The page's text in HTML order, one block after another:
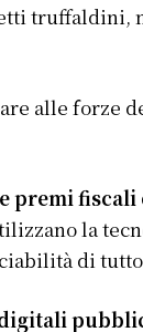
truffaldini,
alle forze
premi
la
di